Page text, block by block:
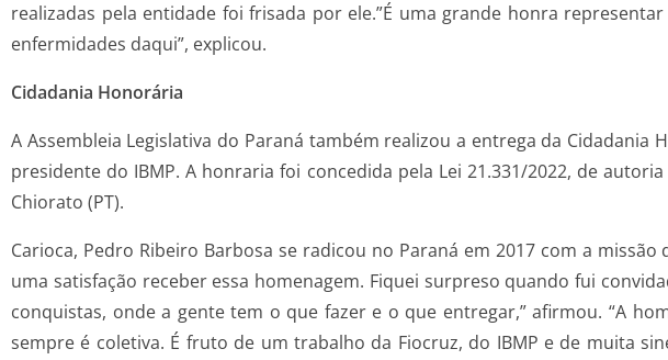
realizadas pela entidade foi frisada por ele.”É uma grande honra
enfermidades daqui”, explicou.
Cidadania Honorária
A Assembleia Legislativa do Paraná também realizou a entrega da
presidente do IBMP. A honraria foi concedida pela Lei 21.331/2022, de
Chiorato (PT).
Carioca, Pedro Ribeiro Barbosa se radicou no Paraná em 2017 com a
uma satisfação receber essa homenagem. Fiquei surpreso quando fui
conquistas, onde a gente tem o que fazer e o que entregar,” afirmou. “A
sempre é coletiva. É fruto de um trabalho da Fiocruz, do IBMP e de muita